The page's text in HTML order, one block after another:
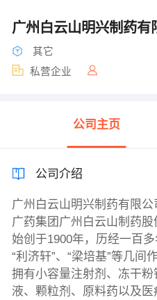
广州白云山明兴制药有
其它
私营企业
公司主页
公司介绍
广州白云山明兴制药有限
广药集团广州白云山制药股
始创于1900年，历经一百
“利济轩”、“梁培基”等几间
拥有小容量注射剂、冻干
液、颗粒剂、原料药以及